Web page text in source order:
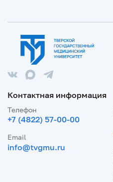
Контактная информация
Телефон
+7 (4822) 57-00-00
Email
info@tvgmu.ru